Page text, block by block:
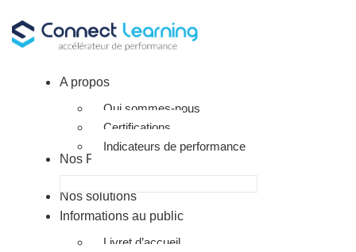
A propos
Qui sommes-nous
Certifications
Indicateurs de performance
Nos Formations
Nos solutions
Informations au public
Livret d’accueil